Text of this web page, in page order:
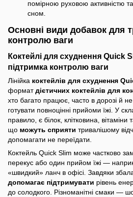
помірною руховою активністю
сном.
Основні види добавок для
контролю ваги
Коктейлі для схуднення Quick
підтримка контролю ваги
Лінійка коктейлів для схуднення
форматдієтичних коктейлів для
хто багато працює, часто в дорозі й
готувати повноцінні прийоми їжі. У
правило, є білок, клітковина, вітаміни
що можуть сприяти тривалішому
допомагати не переїдати.
Коктейль Quick Slim може частково
перекус або один прийом їжі —
«швидкий» ланч в офісі. Завдяки
допомагає підтримувати рівень
до солодкого. Різноманітні смаки —